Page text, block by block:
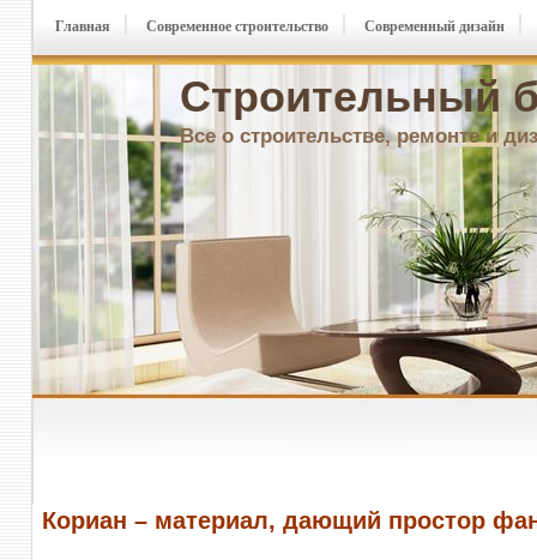
Строительный
Все о строительстве, ремонте и
Главная Современное строительство Современный дизайн
Кориан – материал, дающий простор